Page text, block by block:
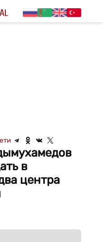
в
центра